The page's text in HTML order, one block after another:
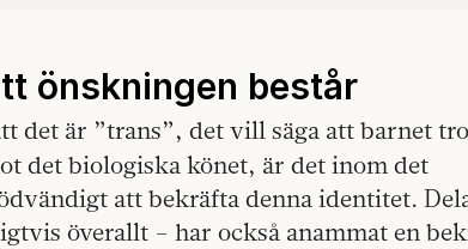
önskningen består
det är ”trans”, det vill säga att barnet
det biologiska könet, är det inom det
att bekräfta denna identitet.
överallt – har också anammat en